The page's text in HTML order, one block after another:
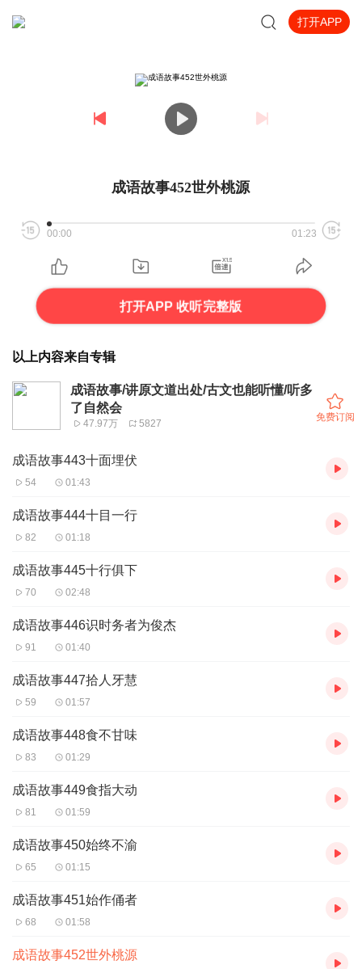
打开APP
成语故事452世外桃源
00:00 01:23
打开APP 收听完整版
以上内容来自专辑
成语故事/讲原文道出处/古文也能听懂/听多
了自然会
47.97万 5827
免费订阅
成语故事443十面埋伏
54 01:43
成语故事444十目一行
82 01:18
成语故事445十行俱下
70 02:48
成语故事446识时务者为俊杰
91 01:40
成语故事447拾人牙慧
59 01:57
成语故事448食不甘味
83 01:29
成语故事449食指大动
81 01:59
成语故事450始终不渝
65 01:15
成语故事451始作俑者
68 01:58
成语故事452世外桃源